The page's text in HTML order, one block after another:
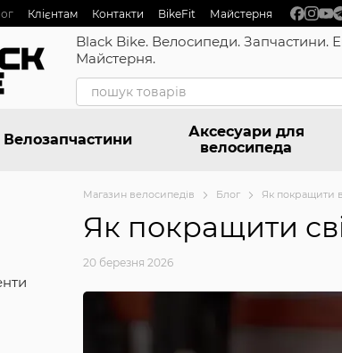
контенту
Клієнтам Контакти BikeFit Майстерня
Black Bike. Велосипеди. Запчастини.
Майстерня.
Велозапчастини
Аксесуари для
велосипеда
Магазин велосипедів Блог Як покращити
Як покращити
20 березня 2026